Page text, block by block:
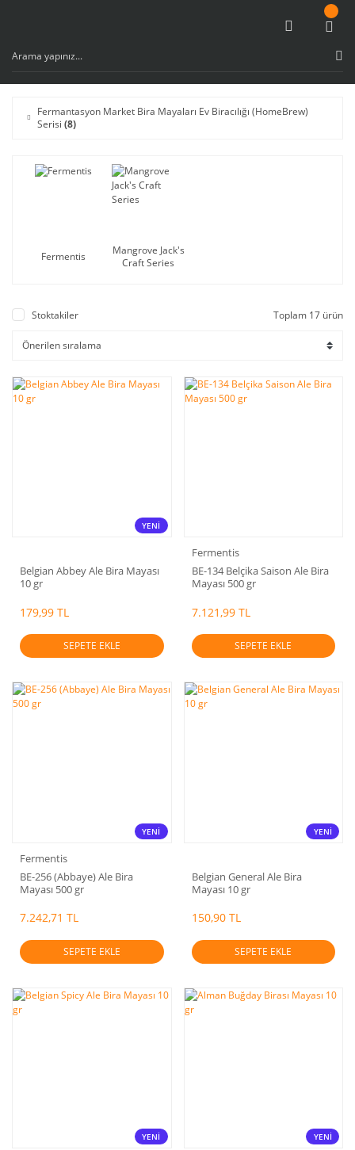
Fermantasyon Market Bira Mayaları Ev Biracılığı (HomeBrew)
Serisi (8)
Fermentis
Mangrove Jack's
Craft Series
Stoktakiler Toplam 17 ürün
YENİ
Belgian Abbey Ale Bira Mayası
10 gr
179,99 TL
SEPETE EKLE
Fermentis
BE-134 Belçika Saison Ale Bira
Mayası 500 gr
7.121,99 TL
SEPETE EKLE
YENİ
Fermentis
BE-256 (Abbaye) Ale Bira
Mayası 500 gr
7.242,71 TL
SEPETE EKLE
YENİ
Belgian General Ale Bira
Mayası 10 gr
150,90 TL
SEPETE EKLE
YENİ YENİ